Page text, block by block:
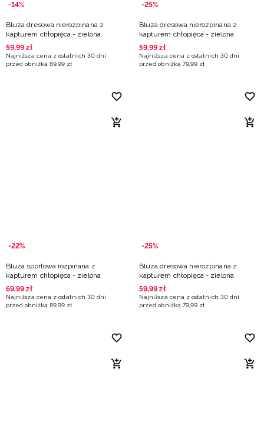
-14%
Bluza dresowa nierozpinana z
kapturem chłopięca - zielona
59,99 zł
Najniższa cena z ostatnich 30 dni
przed obniżką 69,99 zł
-25%
Bluza dresowa nierozpinana z
kapturem chłopięca - zielona
59,99 zł
Najniższa cena z ostatnich 30 dni
przed obniżką 79,99 zł
-22%
Bluza sportowa rozpinana z
kapturem chłopięca - zielona
69,99 zł
Najniższa cena z ostatnich 30 dni
przed obniżką 89,99 zł
-25%
Bluza dresowa nierozpinana z
kapturem chłopięca - zielona
59,99 zł
Najniższa cena z ostatnich 30 dni
przed obniżką 79,99 zł